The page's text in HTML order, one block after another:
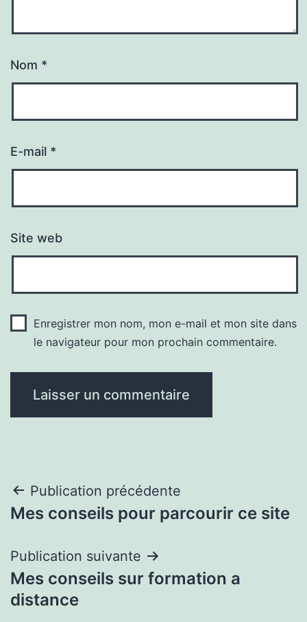
Nom *
E-mail *
Site web
Enregistrer mon nom, mon e-mail et mon site dans
le navigateur pour mon prochain commentaire.
Navigation
de
l’article
Publication précédente
Mes conseils pour parcourir ce site
Publication suivante
Mes conseils sur formation a
distance